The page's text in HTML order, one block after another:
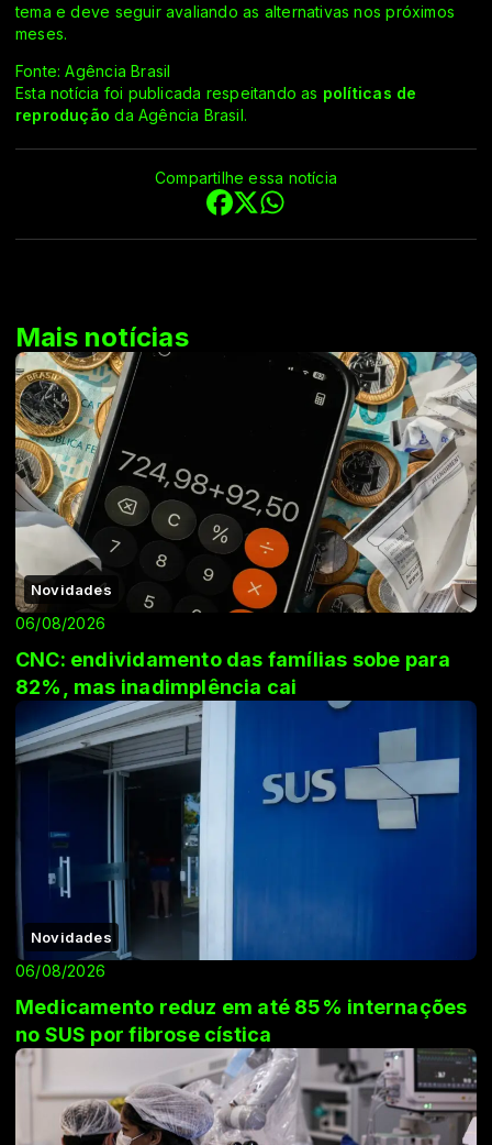
tema e deve seguir avaliando as alternativas nos próximos
meses.
Fonte: Agência Brasil
Esta notícia foi publicada respeitando as políticas de
reprodução da Agência Brasil.
Compartilhe essa notícia
Mais notícias
Novidades
06/08/2026
CNC: endividamento das famílias sobe para
82%, mas inadimplência cai
Novidades
06/08/2026
Medicamento reduz em até 85% internações
no SUS por fibrose cística